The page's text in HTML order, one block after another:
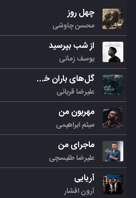
چهل روز
محسن چاوشی
از شب بپرسید
یوسف زمانی
گل‌های باران خورده
علیرضا قربانی
مهربون من
میثم ابراهیمی
ماجرای من
علیرضا طلیسچی
آریایی
آرون افشار